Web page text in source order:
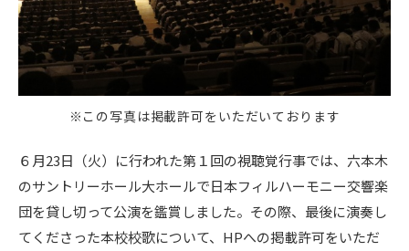
※この写真は掲載許可をいただいております
６月23日（火）に行われた第１回の視聴覚行事では、六本木
のサントリーホール大ホールで日本フィルハーモニー交響楽
団を貸し切って公演を鑑賞しました。その際、最後に演奏し
てくださった本校校歌について、HPへの掲載許可をいただ